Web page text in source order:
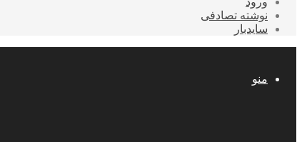
نوشته تصادفی
سایدبار
منو